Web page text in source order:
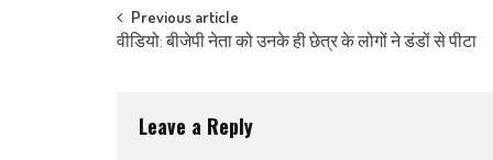
Post navigation
Previous article
वीडियो: बीजेपी नेता को उनके ही छेत्र के लोगों ने डंडों से पीटा
Leave a Reply